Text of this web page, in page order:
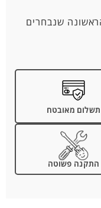
שנבחרים
תשלום מאובטח
התקנה פשוטה